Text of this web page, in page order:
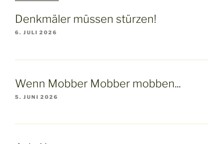
Denkmäler müssen stürzen!
6. JULI 2026
Wenn Mobber Mobber mobben...
5. JUNI 2026